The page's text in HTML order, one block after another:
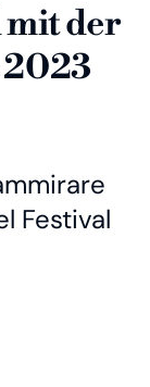
mit der
2023
Festival